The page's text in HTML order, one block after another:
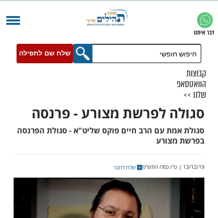
שלח שם לתפילה
לפרשת מצורע - פרנסה
עם הרב חיים פוקס שליט"א - סגולת הפרנסה
שלח לחבר